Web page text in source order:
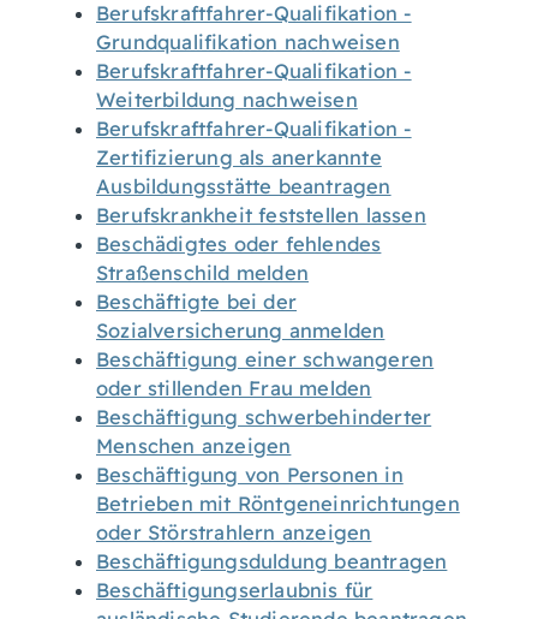
Berufskraftfahrer-Qualifikation -
Grundqualifikation nachweisen
Berufskraftfahrer-Qualifikation -
Weiterbildung nachweisen
Berufskraftfahrer-Qualifikation -
Zertifizierung als anerkannte
Ausbildungsstätte beantragen
Berufskrankheit feststellen lassen
Beschädigtes oder fehlendes
Straßenschild melden
Beschäftigte bei der
Sozialversicherung anmelden
Beschäftigung einer schwangeren
oder stillenden Frau melden
Beschäftigung schwerbehinderter
Menschen anzeigen
Beschäftigung von Personen in
Betrieben mit Röntgeneinrichtungen
oder Störstrahlern anzeigen
Beschäftigungsduldung beantragen
Beschäftigungserlaubnis für